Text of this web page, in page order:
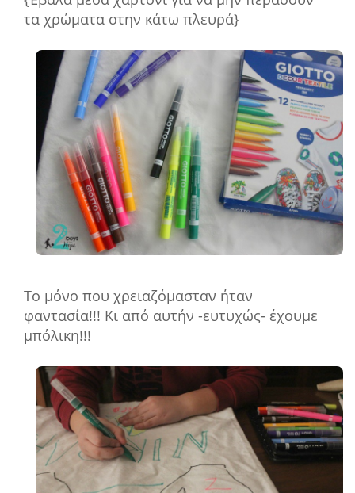
τα χρώματα στην κάτω πλευρά}
Το μόνο που χρειαζόμασταν ήταν
φαντασία!!! Κι από αυτήν -ευτυχώς- έχουμε
μπόλικη!!!